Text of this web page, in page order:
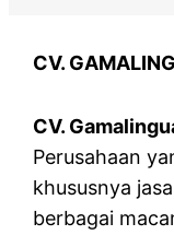
CV.
CV.
Perusahaan
khususnya
berbagai